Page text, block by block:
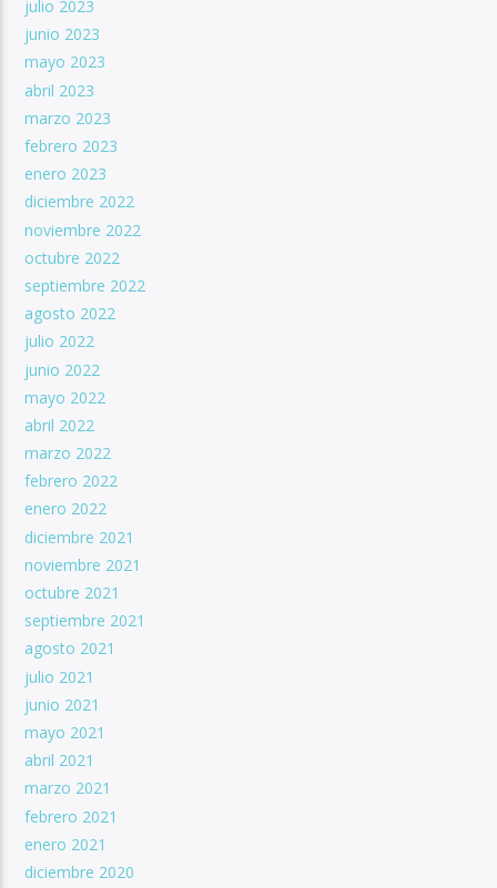
julio 2023
junio 2023
mayo 2023
abril 2023
marzo 2023
febrero 2023
enero 2023
diciembre 2022
noviembre 2022
octubre 2022
septiembre 2022
agosto 2022
julio 2022
junio 2022
mayo 2022
abril 2022
marzo 2022
febrero 2022
enero 2022
diciembre 2021
noviembre 2021
octubre 2021
septiembre 2021
agosto 2021
julio 2021
junio 2021
mayo 2021
abril 2021
marzo 2021
febrero 2021
enero 2021
diciembre 2020